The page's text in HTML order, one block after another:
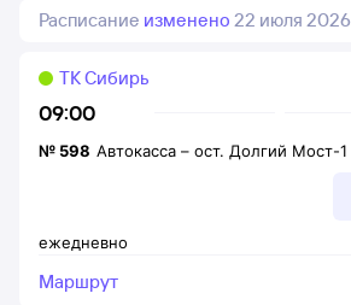
Расписание изменено 22 июля 2026
09:00
ТК Сибирь
ежедневно
№ 598 Автокасса – ост. Долгий Мост-1
Маршрут